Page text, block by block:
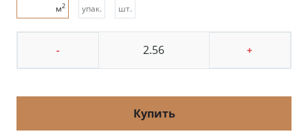
м2 упак. шт.
- +
Купить